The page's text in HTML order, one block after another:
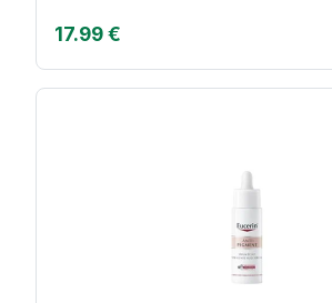
17.99 €